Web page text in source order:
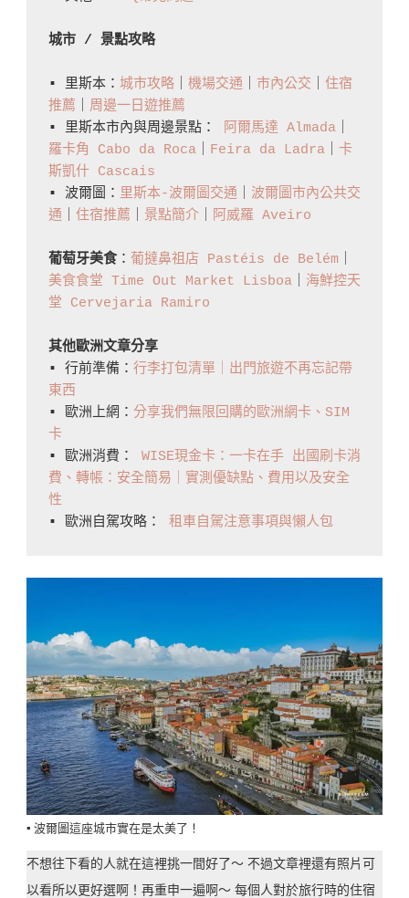
店/
較
好？
城市 / 景點攻略
▪️ 里斯本： 城市攻略 機場交通 市內公交
住宿
推薦
周邊一日遊推薦
▪️ 里斯本市內與周邊景點：
阿爾馬達 Almada
羅卡角 Cabo da Roca
Feira da Ladra
卡
斯凱什 Cascais
▪️ 波爾圖： 里斯本-波爾圖交通
波爾圖市內公共交
通
住宿推薦 景點簡介 阿威羅 Aveiro
葡萄牙美食 ： 葡撻鼻祖店 Pastéis de Belém
美食食堂 Time Out Market Lisboa
海鮮控天
堂 Cervejaria Ramiro
其他歐洲文章分享
▪️ 行前準備： 行李打包清單｜出門旅遊不再忘記帶
東西
▪️ 歐洲上網： 分享我們無限回購的歐洲網卡、SIM
卡
▪️ 歐洲消費： WISE現金卡：一卡在手 出國刷卡消
費、轉帳：安全簡易｜實測優缺點、費用以及安全
性
▪️ 歐洲自駕攻略： 租車自駕注意事項與懶人包
▪️ 波爾圖這座城市實在是太美了！
不想往下看的人就在這裡挑一間好了～ 不過文章裡還有照片可
以看所以更好選啊！再重申一遍啊～ 每個人對於旅行時的住宿